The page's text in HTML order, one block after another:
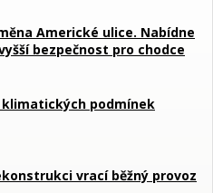
Americké ulice. Nabídne
bezpečnost pro chodce
klimatických podmínek
vrací běžný provoz